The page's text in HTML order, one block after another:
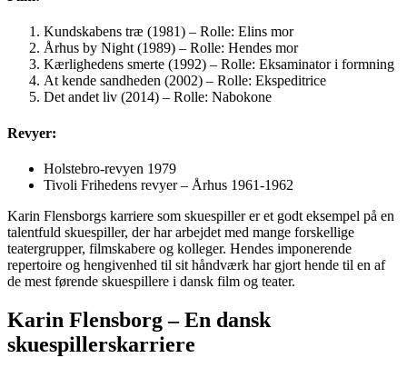
Kundskabens træ (1981) – Rolle: Elins mor
Århus by Night (1989) – Rolle: Hendes mor
Kærlighedens smerte (1992) – Rolle: Eksaminator i formning
At kende sandheden (2002) – Rolle: Ekspeditrice
Det andet liv (2014) – Rolle: Nabokone
Revyer:
Holstebro-revyen 1979
Tivoli Frihedens revyer – Århus 1961-1962
Karin Flensborgs karriere som skuespiller er et godt eksempel på en
talentfuld skuespiller, der har arbejdet med mange forskellige
teatergrupper, filmskabere og kolleger. Hendes imponerende
repertoire og hengivenhed til sit håndværk har gjort hende til en af
de mest førende skuespillere i dansk film og teater.
Karin Flensborg – En dansk
skuespillerskarriere